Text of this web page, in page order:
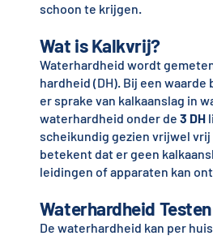
schoon te krijgen.
Wat is Kalkvrij?
Waterhardheid wordt
hardheid (DH). Bij een waarde
er sprake van kalkaanslag in
waterhardheid onder de 3 DH
scheikundig gezien vrijwel vrij
betekent dat er geen
leidingen of apparaten kan
Waterhardheid Testen
De waterhardheid kan per